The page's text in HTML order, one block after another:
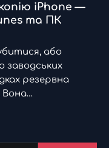
iPhone —
та ПК
або
заводських
резервна
Вона…